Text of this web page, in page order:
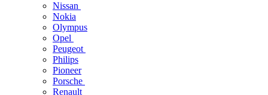
Nissan
Nokia
Olympus
Opel
Peugeot
Philips
Pioneer
Porsche
Renault